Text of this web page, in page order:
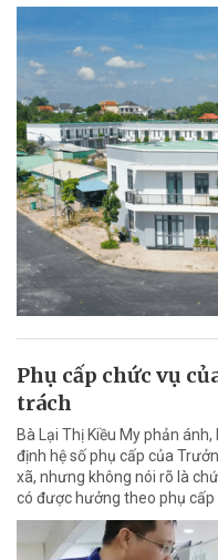
Phụ cấp chức vụ
trách
Bà Lại Thị Kiều My phản
định hệ số phụ cấp của
xã, nhưng không nói rõ là
có được hưởng theo phụ cấp